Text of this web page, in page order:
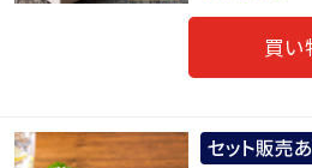
買い